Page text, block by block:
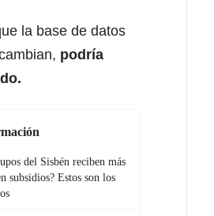
la base de datos
podría
del Sisbén reciben más
subsidios? Estos son los